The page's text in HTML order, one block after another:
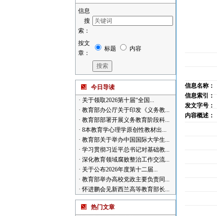
信息
搜
索：
按文
章：
标题 内容
今日导读
· 关于领取2026第十届“全国...
· 教育部办公厅关于印发《义务教...
· 教育部部署开展义务教育阶段科...
· 8本教育学心理学原创性教材出...
· 教育部关于举办中国国际大学生...
· 学习贯彻习近平总书记对基础教...
· 深化教育领域腐败整治工作交流...
· 关于公布2026年度第十二届...
· 教育部举办高校党政主要负责同...
· 怀进鹏会见新西兰高等教育部长...
热门文章
信息名称：
信息索引：
发文字号：
内容概述：